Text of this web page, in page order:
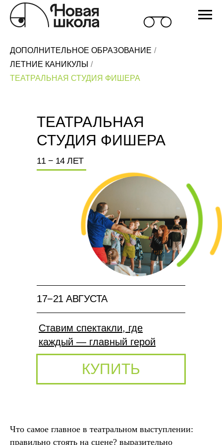
ДОПОЛНИТЕЛЬНОЕ ОБРАЗОВАНИЕ /
ЛЕТНИЕ КАНИКУЛЫ /
ТЕАТРАЛЬНАЯ СТУДИЯ ФИШЕРА
17−21 АВГУСТА
11 − 14 ЛЕТ
Ставим спектакли, где
каждый — главный герой
ТЕАТРАЛЬНАЯ
СТУДИЯ ФИШЕРА
КУПИТЬ
Что самое главное в театральном выступлении:
правильно стоять на сцене? выразительно